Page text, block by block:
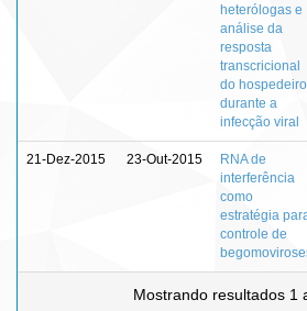
heterólogas e
análise da
resposta
transcricional
do hospedeiro
durante a
infecção viral
21-Dez-2015 23-Out-2015
RNA de
interferência
como
estratégia
controle de
Mostrando resultados 1